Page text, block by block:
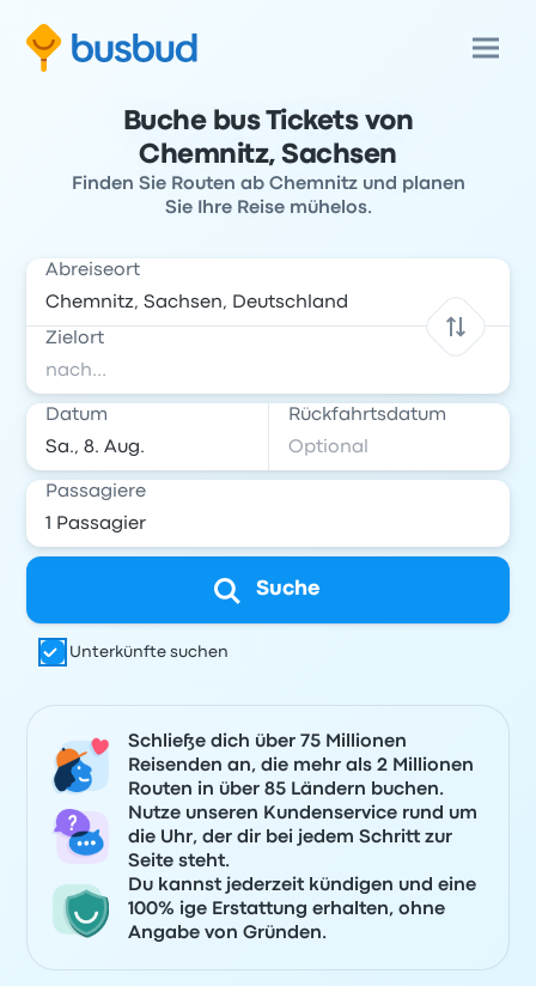
Buche bus Tickets von
Chemnitz, Sachsen
Finden Sie Routen ab Chemnitz und planen
Sie Ihre Reise mühelos.
Abreiseort
Zielort
Datum Rückfahrtsdatum
Passagiere
Suche
Unterkünfte suchen
Schließe dich über 75 Millionen
Reisenden an, die mehr als 2 Millionen
Routen in über 85 Ländern buchen.
Nutze unseren Kundenservice rund um
die Uhr, der dir bei jedem Schritt zur
Seite steht.
Du kannst jederzeit kündigen und eine
100% ige Erstattung erhalten, ohne
Angabe von Gründen.